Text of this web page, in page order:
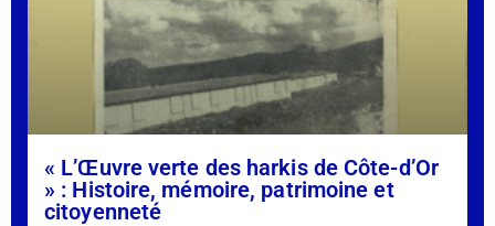
« L’Œuvre verte des harkis de Côte-d’Or
» : Histoire, mémoire, patrimoine et
citoyenneté